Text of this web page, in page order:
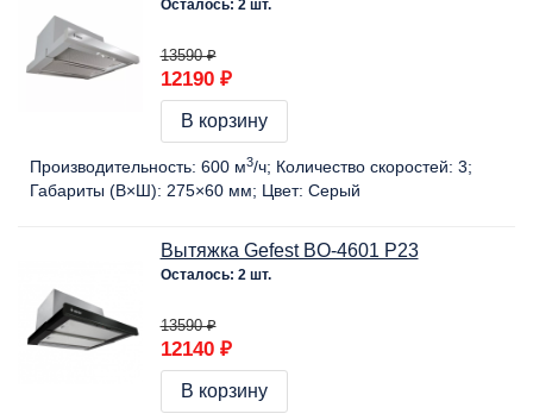
Осталось: 2 шт.
13590 ₽
12190 ₽
В корзину
Производительность: 600 м3/ч Количество скоростей: 3
Габариты (В×Ш): 275×60 мм Цвет: Серый
Вытяжка Gefest BO-4601 Р23
Осталось: 2 шт.
13590 ₽
12140 ₽
В корзину